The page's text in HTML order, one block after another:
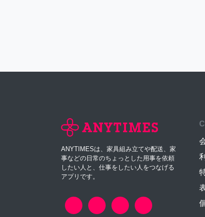
ANYTIMESは、家具組み立てや配送、家
事などの日常のちょっとした用事を依頼
したい人と、仕事をしたい人をつなげる
アプリです。